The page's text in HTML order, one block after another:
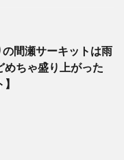
の間瀬サーキットは雨
ちゃ盛り上がった